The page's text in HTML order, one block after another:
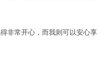
常开心，而我则可以安心享